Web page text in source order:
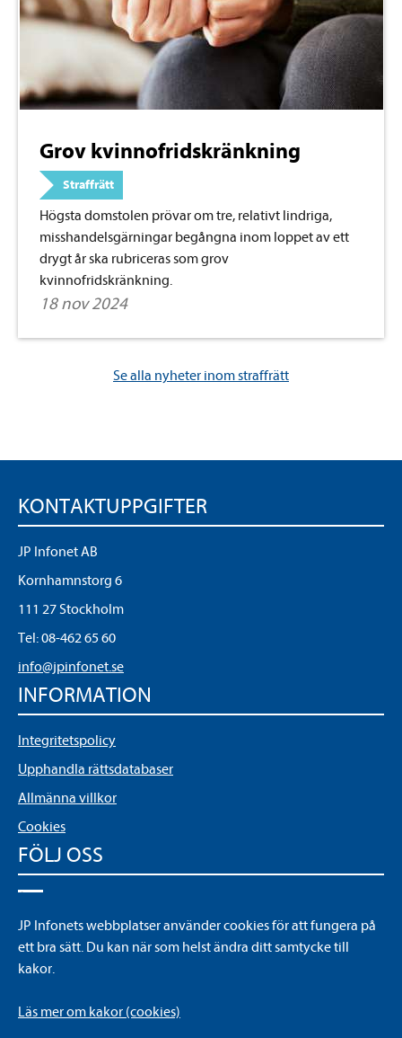
Grov kvinnofridskränkning
Straffrätt
Högsta domstolen prövar om tre, relativt lindriga,
misshandelsgärningar begångna inom loppet av ett
drygt år ska rubriceras som grov
kvinnofridskränkning.
18 nov 2024
Se alla nyheter inom straffrätt
KONTAKTUPPGIFTER
JP Infonet AB
Kornhamnstorg 6
111 27 Stockholm
Tel:08-462 65 60
info@jpinfonet.se
INFORMATION
Integritetspolicy
Upphandla rättsdatabaser
Allmänna villkor
Cookies
FÖLJ OSS
YouTube
JP Infonets webbplatser använder cookies för att fungera på
ett bra sätt. Du kan när som helst ändra ditt samtycke till
kakor.
Läs mer om kakor (cookies)